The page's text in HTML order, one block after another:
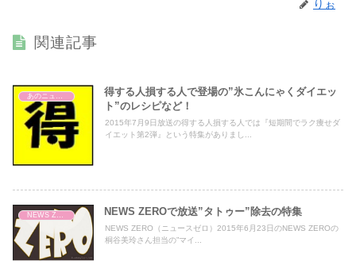
りぉ
関連記事
得する人損する人で登場の”氷こんにゃくダイエッ
ト”のレシピなど！
2015年7月9日放送の得する人損する人では『短期間でラク痩せダ
イエット第2弾』という特集がありまし...
NEWS ZEROで放送”タトゥー”除去の特集
NEWS ZERO（ニュースゼロ）2015年6月23日のNEWS ZEROの
桐谷美玲さん担当の”マイ...